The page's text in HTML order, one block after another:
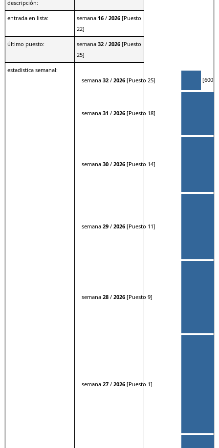
descripción:
entrada en lista: semana 16/ 2026[Puesto
22]
último puesto: semana 32/ 2026[Puesto
25]
estadistica semanal:
semana 32/ 2026[Puesto 25] [600
semana 31 / 2026[Puesto 18]
semana 30/ 2026[Puesto 14]
semana 29/ 2026[Puesto 11]
semana 28/ 2026[Puesto 9]
semana 27/ 2026[Puesto 1]